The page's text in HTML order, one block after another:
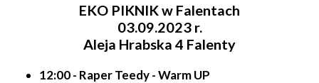
EKO PIKNIK w Falentach
03.09.2023 r.
Aleja Hrabska 4 Falenty
12:00 - Raper Teedy - Warm UP